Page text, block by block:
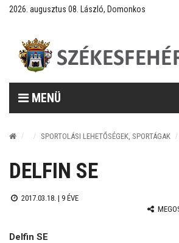
2026. augusztus 08. László, Domonkos
MENÜ
SPORTOLÁSI LEHETŐSÉGEK, SPORTÁGAK
DELFIN SE
2017.03.18. | 9 ÉVE
Delfin SE